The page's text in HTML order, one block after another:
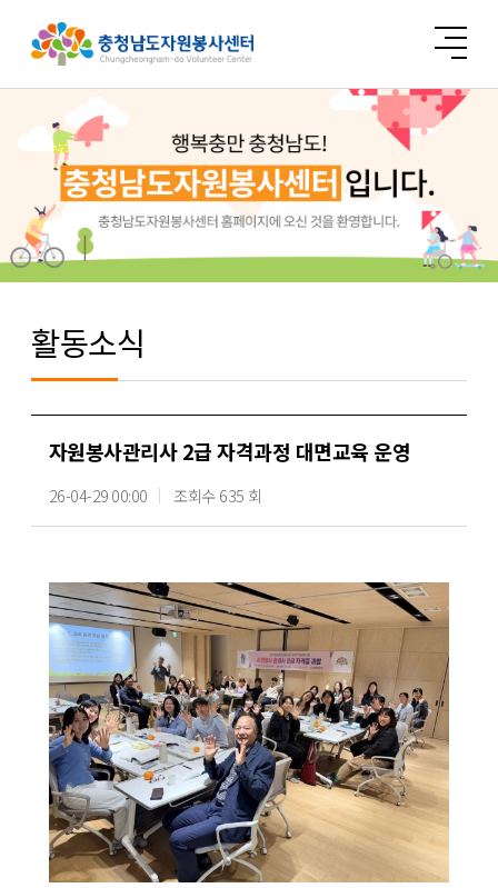
활동소식
자원봉사관리사 2급 자격과정 대면교육 운영
26-04-29 00:00 조회수 635 회